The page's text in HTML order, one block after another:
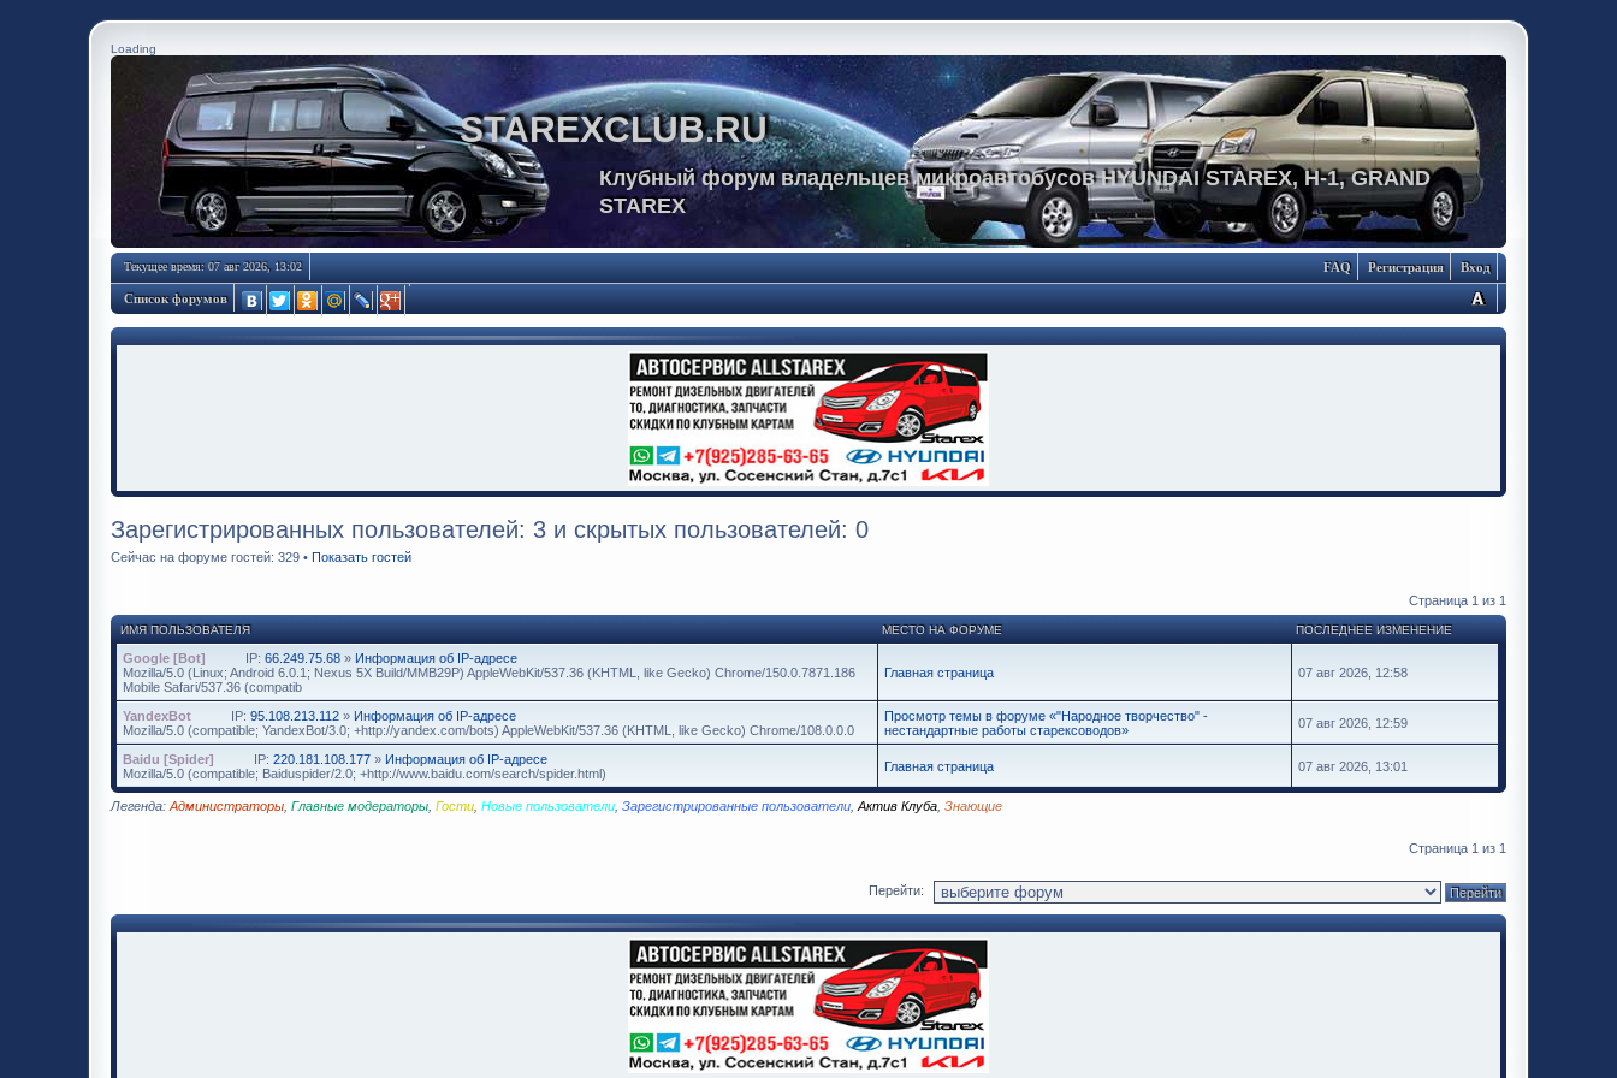
Loading
STAREXCLUB.RU
Клубный форум владельцев микроавтобусов HYUNDAI STAREX, H-1, GRAND
STAREX
Текущее время: 07 авг 2026, 13:02 Вход
Регистрация
FAQ
Список форумов
Зарегистрированных пользователей: 3 и скрытых пользователей: 0
Сейчас на форуме гостей: 329 • Показать гостей
Страница 1 из 1
ИМЯ ПОЛЬЗОВАТЕЛЯ МЕСТО НА ФОРУМЕ ПОСЛЕДНЕЕ ИЗМЕНЕНИЕ
Google [Bot] IP: 66.249.75.68 » Информация об IP-адресе
Mozilla/5.0 (Linux; Android 6.0.1; Nexus 5X Build/MMB29P) AppleWebKit/537.36 (KHTML, like Gecko) Chrome/150.0.7871.186
Mobile Safari/537.36 (compatib
Главная страница 07 авг 2026, 12:58
YandexBot IP: 95.108.213.112 » Информация об IP-адресе
Mozilla/5.0 (compatible; YandexBot/3.0; +http://yandex.com/bots) AppleWebKit/537.36 (KHTML, like Gecko) Chrome/108.0.0.0
Просмотр темы в форуме «"Народное творчество" -
нестандартные работы старексоводов»
07 авг 2026, 12:59
Baidu [Spider] IP: 220.181.108.177 » Информация об IP-адресе
Mozilla/5.0 (compatible; Baiduspider/2.0; +http://www.baidu.com/search/spider.html)
Главная страница 07 авг 2026, 13:01
Легенда: Администраторы Главные модераторы Гости Новые пользователи Зарегистрированные пользователи Актив Клуба Знающие
Страница 1 из 1
Перейти: